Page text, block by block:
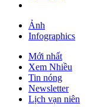
Ảnh
Infographics
Mới nhất
Xem Nhiều
Tin nóng
Newsletter
Lịch vạn niên